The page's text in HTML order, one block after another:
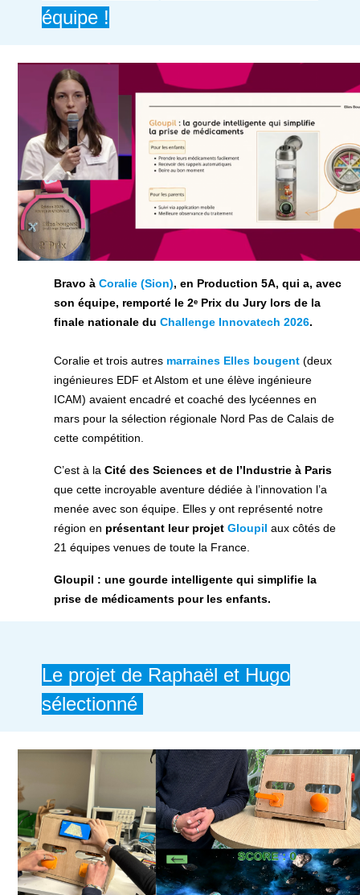
équipe !
Bravo à Coralie (Sion), en Production 5A, qui a, avec
son équipe, remporté le 2ᵉ Prix du Jury lors de la
finale nationale du Challenge Innovatech 2026.
Coralie et trois autres marraines Elles bougent (deux
ingénieures EDF et Alstom et une élève ingénieure
ICAM) avaient encadré et coaché des lycéennes en
mars pour la sélection régionale Nord Pas de Calais de
cette compétition.
C’est à la Cité des Sciences et de l’Industrie à Paris
que cette incroyable aventure dédiée à l’innovation l’a
menée avec son équipe. Elles y ont représenté notre
région en présentant leur projet Gloupil aux côtés de
21 équipes venues de toute la France.
Gloupil : une gourde intelligente qui simplifie la
prise de médicaments pour les enfants.
Le projet de Raphaël et Hugo
sélectionné